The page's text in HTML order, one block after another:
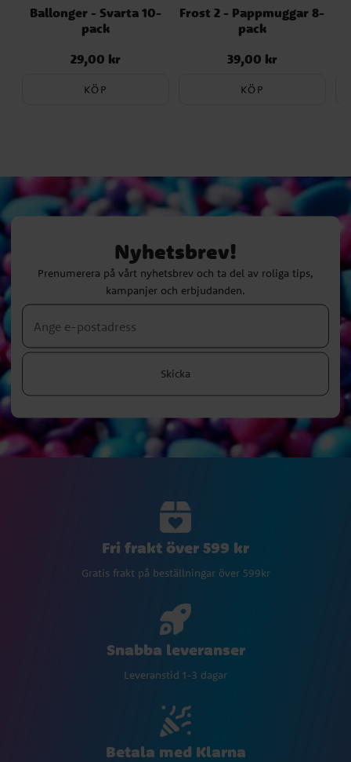
Ballonger - Svarta 10-
pack
Pris:29,00 kr
29,00 kr
KÖP
Frost 2 - Pappmuggar 8-
pack
Pris:39,00 kr
39,00 kr
KÖP
Nyhetsbrev!
Prenumerera på vårt nyhetsbrev och ta del av roliga tips,
kampanjer och erbjudanden.
Skicka
Fri frakt över 599 kr
Gratis frakt på beställningar över 599kr
Snabba leveranser
Leveranstid 1-3 dagar
Betala med Klarna